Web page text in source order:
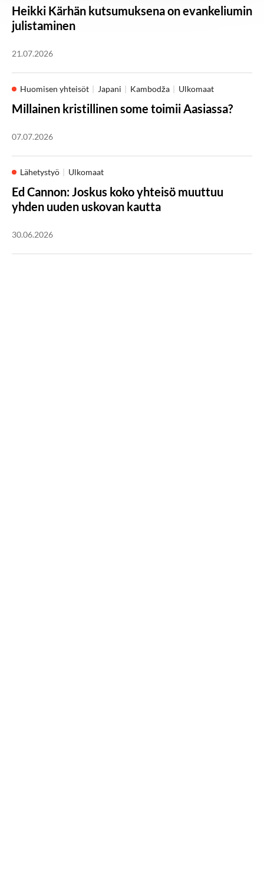
Heikki Kärhän kutsumuksena on evankeliumin
julistaminen
21.07.2026
Huomisen yhteisöt Japani Kambodža Ulkomaat
Millainen kristillinen some toimii Aasiassa?
07.07.2026
Lähetystyö Ulkomaat
Ed Cannon: Joskus koko yhteisö muuttuu
yhden uuden uskovan kautta
30.06.2026